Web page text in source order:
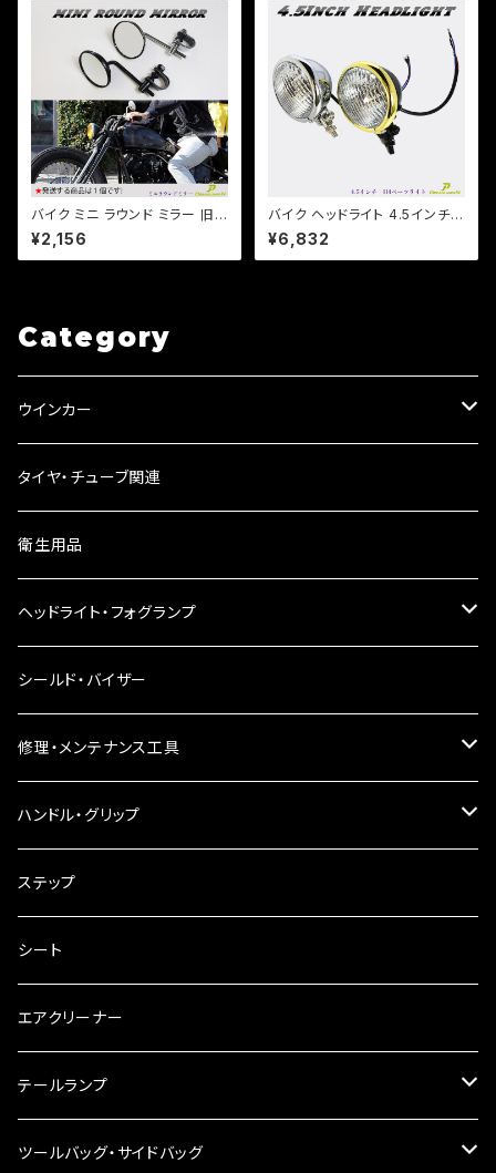
バイク ミニ ラウンド ミラー 旧
車 直径80mm ヴィンテージタ
イプ 片側 1本 ホンダ カワサキ
SR TW FTR【ブラック】
¥2,156
バイク ヘッドライト 4.5インチ
ベーツライト H4バルブ カスタム
ライト 【ブラック・シルバー】 / ア
メリカン/ DS / スティード / バル
¥6,832
Category
ウインカー
ウインカーリレー
ウインカーレンズ
LEDウインカー
電球型ウインカー
バードゲージウインカー
ウインカークランプ
タイヤ・チューブ関連
衛生用品
ヘッドライト・フォグランプ
ヘッドライト
フォグランプ
配線・リレー
シールド・バイザー
修理・メンテナンス工具
インテークマニホールド
電装・配線・キボシ等
キャブレター
チェーン
工具類
ハンドル・グリップ
グリップ
バーハン
ハンドルパーツ
ハンドルスイッチ
その他
ハンドルポスト
ハンドルブレース
ステップ
シート
エアクリーナー
テールランプ
ナンバー灯
ツールバッグ・サイドバッグ